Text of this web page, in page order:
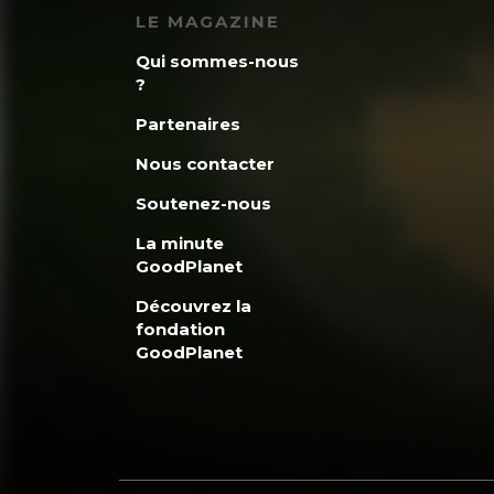
ménages et la
graves périls qui
LE MAGAZINE
Qui sommes-nous
?
Partenaires
Nous contacter
Soutenez-nous
La minute
GoodPlanet
Découvrez la
fondation
GoodPlanet